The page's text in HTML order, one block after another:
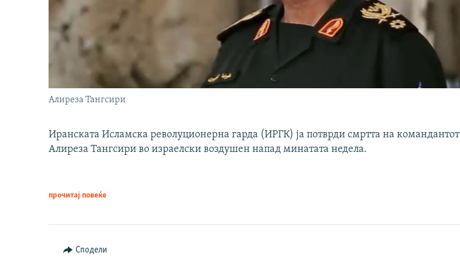
Алиреза Тангсири
Иранската Исламска револуционерна гарда (ИРГК) ја потврди смртта на командантот
Алиреза Тангсири во израелски воздушен напад минатата недела.
прочитај повеќе
Сподели